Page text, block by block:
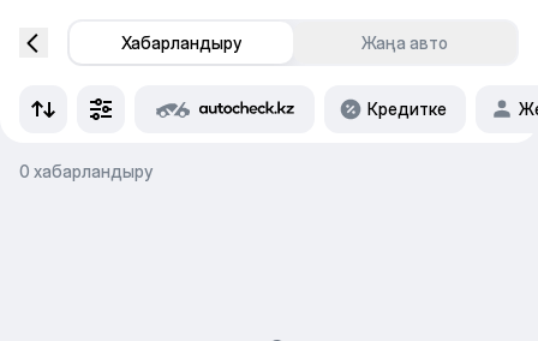
Хабарландыру Жаңа авто
Кредитке
0 хабарландыру